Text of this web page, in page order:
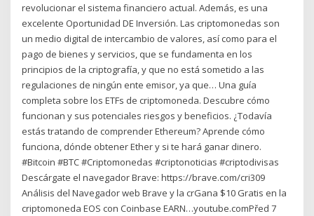
revolucionar el sistema financiero actual. Además, es una
excelente Oportunidad DE Inversión. Las criptomonedas son
un medio digital de intercambio de valores, así como para el
pago de bienes y servicios, que se fundamenta en los
principios de la criptografía, y que no está sometido a las
regulaciones de ningún ente emisor, ya que… Una guía
completa sobre los ETFs de criptomoneda. Descubre cómo
funcionan y sus potenciales riesgos y beneficios. ¿Todavía
estás tratando de comprender Ethereum? Aprende cómo
funciona, dónde obtener Ether y si te hará ganar dinero.
#Bitcoin #BTC #Criptomonedas #criptonoticias #criptodivisas
Descárgate el navegador Brave: https://brave.com/cri309
Análisis del Navegador web Brave y la crGana $10 Gratis en la
criptomoneda EOS con Coinbase EARN…youtube.comPřed 7